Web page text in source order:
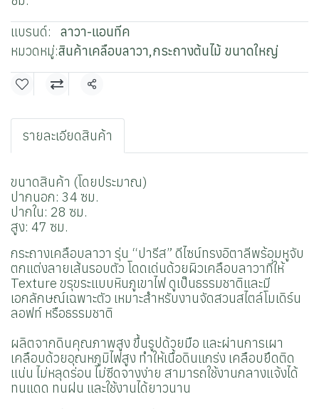
แบรนด์:
ลาวา-แอนทีค
หมวดหมู่:สินค้าเคลือบลาวา,กระถางต้นไม้ ขนาดใหญ่
แชร์
รายละเอียดสินค้า
ขนาดสินค้า (โดยประมาณ)
ปากนอก: 34 ซม.
ปากใน: 28 ซม.
สูง: 47 ซม.
กระถางเคลือบลาวา รุ่น “ปารีส” ดีไซน์ทรงอิตาลีพร้อมหูจับ
ตกแต่งลายเส้นรอบตัว โดดเด่นด้วยผิวเคลือบลาวาที่ให้
Texture ขรุขระแบบหินภูเขาไฟ ดูเป็นธรรมชาติและมี
เอกลักษณ์เฉพาะตัว เหมาะสำหรับงานจัดสวนสไตล์โมเดิร์น
ลอฟท์ หรือธรรมชาติ
ผลิตจากดินคุณภาพสูง ขึ้นรูปด้วยมือ และผ่านการเผา
เคลือบด้วยอุณหภูมิไฟสูง ทำให้เนื้อดินแกร่ง เคลือบยึดติด
แน่น ไม่หลุดร่อน ไม่ซีดจางง่าย สามารถใช้งานกลางแจ้งได้
ทนแดด ทนฝน และใช้งานได้ยาวนาน